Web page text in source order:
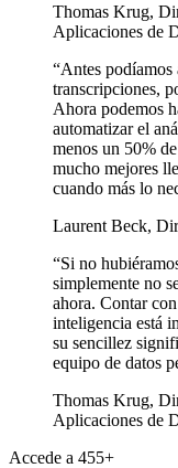
Thomas Krug,
Aplicaciones de
“Antes podíamos
transcripciones,
Ahora podemos
automatizar el
menos un 50%
mucho mejores
cuando más lo
Laurent Beck,
“Si no
simplemente no
ahora. Contar
inteligencia está
su sencillez
equipo de datos
Thomas Krug,
Aplicaciones de
Accede a 455+